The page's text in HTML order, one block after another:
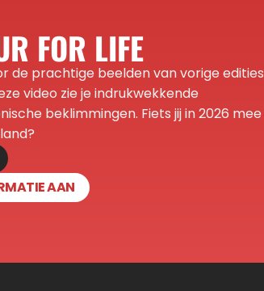
FOR LIFE
de prachtige beelden van vorige edities
video zie je indrukwekkende
beklimmingen. Fiets jij in 2026 mee
AAN